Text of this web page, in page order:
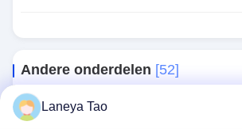
Andere onderdelen [52]
Laneya Tao